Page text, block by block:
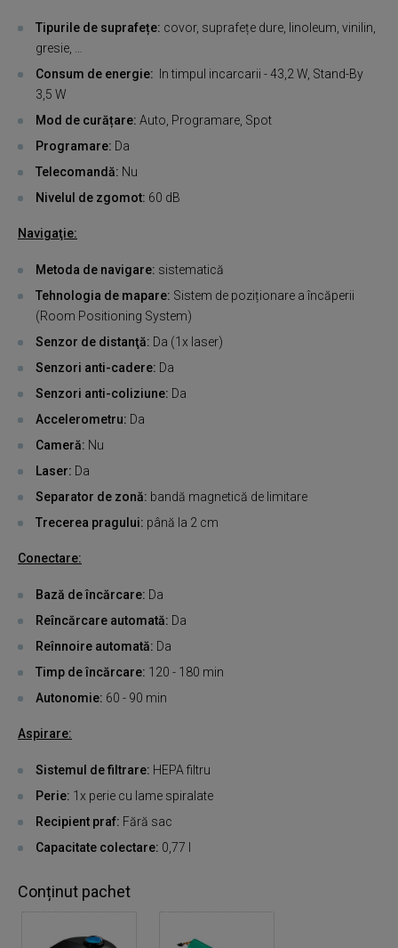
Tipurile de suprafețe: covor, suprafețe dure, linoleum, vinilin,
gresie, …
Consum de energie:
In timpul incarcarii - 43,2 W, Stand-By
3,5 W
Mod de curățare: Auto, Programare, Spot
Programare: Da
Telecomandă: Nu
Nivelul de zgomot: 60 dB
Navigaţie:
Metoda de navigare: sistematică
Tehnologia de mapare: Sistem de poziționare a încăperii
(Room Positioning System)
Senzor de distanţă: Da (1x laser)
Senzori anti-cadere: Da
Senzori anti-coliziune: Da
Accelerometru: Da
Cameră: Nu
Laser: Da
Separator de zonă: bandă magnetică de limitare
Trecerea pragului: până la 2 cm
Conectare:
Bază de încărcare: Da
Reîncărcare automată: Da
Reînnoire automată: Da
Timp de încărcare: 120 - 180 min
Autonomie: 60 - 90 min
Aspirare:
Sistemul de filtrare: HEPA filtru
Perie: 1x perie cu lame spiralate
Recipient praf: Fără sac
Capacitate colectare: 0,77 l
Conținut pachet